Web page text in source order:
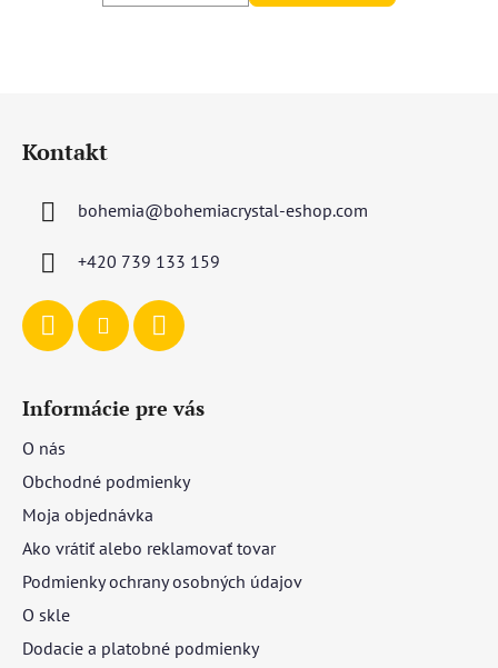
Kontakt
bohemia@bohemiacrystal-eshop.com
+420 739 133 159
Informácie pre vás
O nás
Obchodné podmienky
Moja objednávka
Ako vrátiť alebo reklamovať tovar
Podmienky ochrany osobných údajov
O skle
Dodacie a platobné podmienky